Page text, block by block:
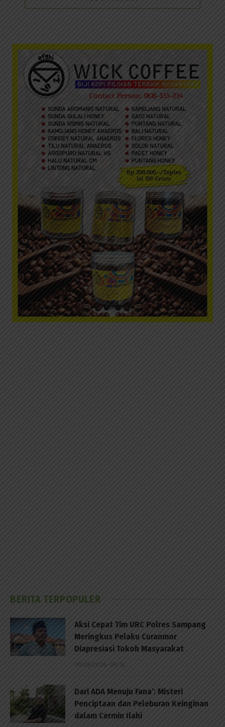
BERITA TERPOPULER
Aksi Cepat Tim URC Polres Sampang
Meringkus Pelaku Curanmor
Diapresiasi Tokoh Masyarakat
09/08/2026 - 08:18
Dari ADA Menuju Fana’: Misteri
Penciptaan dan Peleburan Keinginan
dalam Cermin Ilahi